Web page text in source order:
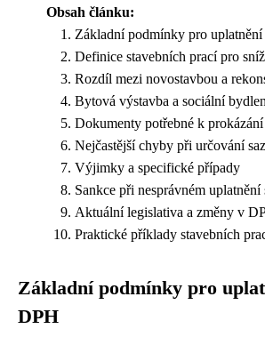
Obsah článku:
Základní podmínky pro
Definice stavebních prací pro
Rozdíl mezi novostavbou a
Bytová výstavba a sociální
Dokumenty potřebné k
Nejčastější chyby při určování
Výjimky a specifické případy
Sankce při nesprávném uplatnění
Aktuální legislativa a změny v
Praktické příklady stavebních
Základní podmínky pro
DPH